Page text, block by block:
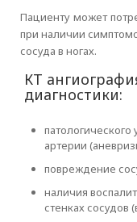
Пациенту может
при наличии
сосуда в ногах.
КТ
диагностики:
артерии
повреждение
наличия
стенках сосудов